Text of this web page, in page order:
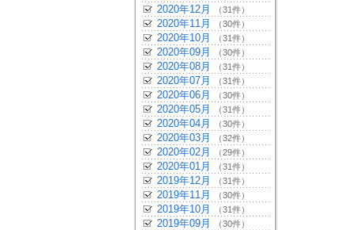
2020年12月 （31件）
2020年11月 （30件）
2020年10月 （31件）
2020年09月 （30件）
2020年08月 （31件）
2020年07月 （31件）
2020年06月 （30件）
2020年05月 （31件）
2020年04月 （30件）
2020年03月 （32件）
2020年02月 （29件）
2020年01月 （31件）
2019年12月 （31件）
2019年11月 （30件）
2019年10月 （31件）
2019年09月 （30件）